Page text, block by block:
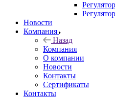
Новости
Компания
Назад
Компания
О компании
Новости
Контакты
Сертификаты
Контакты